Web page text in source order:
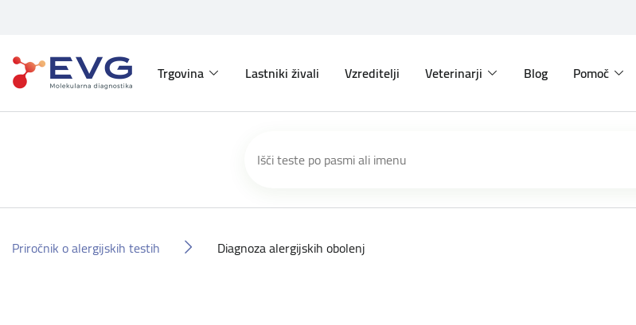
Trgovina Lastniki živali Vzreditelji Veterinarji Blog Pomoč
Priročnik o alergijskih testih Diagnoza alergijskih obolenj